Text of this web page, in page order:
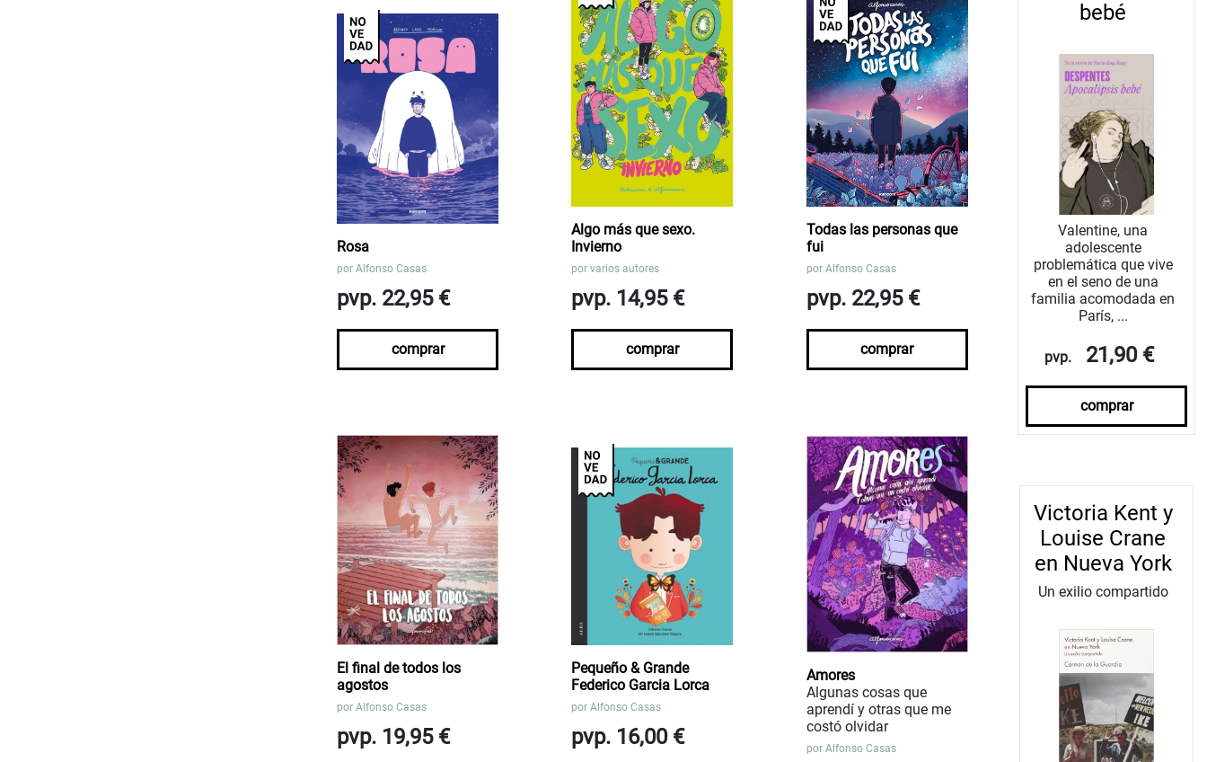
Rosa
por Alfonso Casas
pvp. 22,95 €
comprar
Algo más que sexo.
Invierno
porvarios autores
pvp. 14,95 €
comprar
Todas las personas que
fui
por Alfonso Casas
pvp. 22,95 €
comprar
El final de todos los
agostos
por Alfonso Casas
pvp. 19,95 €
Pequeño & Grande
Federico Garcia Lorca
porAlfonso Casas
pvp. 16,00 €
Amores
Algunas cosas que
aprendí y otras que me
costó olvidar
por Alfonso Casas
bebé
Valentine, una
adolescente
problemática que vive
en el seno de una
familia acomodada en
París, ...
pvp. 21,90 €
comprar
Victoria Kent y
Louise Crane
en Nueva York
Un exilio compartido